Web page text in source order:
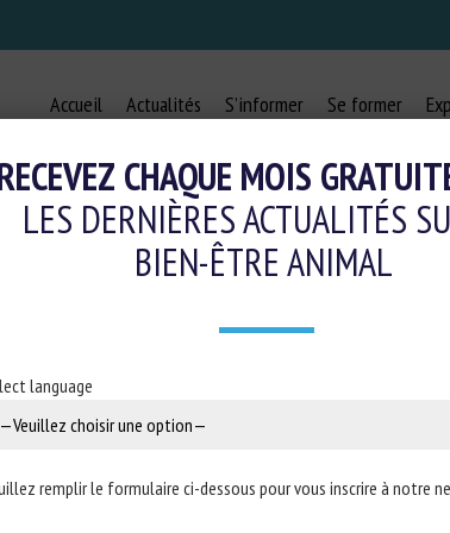
Accueil Actualités S’informer Se former
WELFARE IMPACTS FOR
dansJournal of Benefit-Cost Analysis, disponible
CHAQUE MOIS
LES DERNIÈRES ACTUALITÉS
BIEN-ÊTRE ANIMAL
language
remplir le formulaire ci-dessous pour vous inscrire à notre